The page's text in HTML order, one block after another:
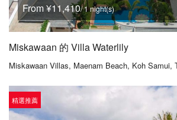
From ¥11,410/ 1 night(s)
Miskawaan 的 Villa Waterlily
Miskawaan Villas, Maenam Beach, Koh Samui,
精選推薦